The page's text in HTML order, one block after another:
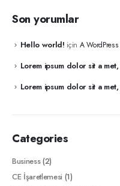
Son yorumlar
Hello world! için A
Lorem ipsum dolor sit a
Lorem ipsum dolor sit a
Categories
Business(2)
CE İşaretlemesi (1)